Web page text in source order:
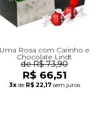
Uma Rosa com Carinho e
Chocolate Lindt
de R$ 73,90
R$ 66,51
3x de R$ 22,17 sem juros